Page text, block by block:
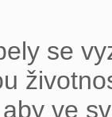
se
ve